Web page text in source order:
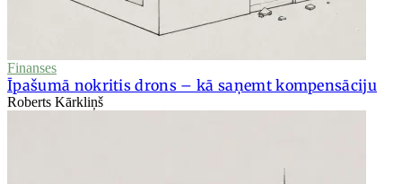
Finanses
Īpašumā nokritis drons – kā saņemt kompensāciju
Roberts Kārkliņš